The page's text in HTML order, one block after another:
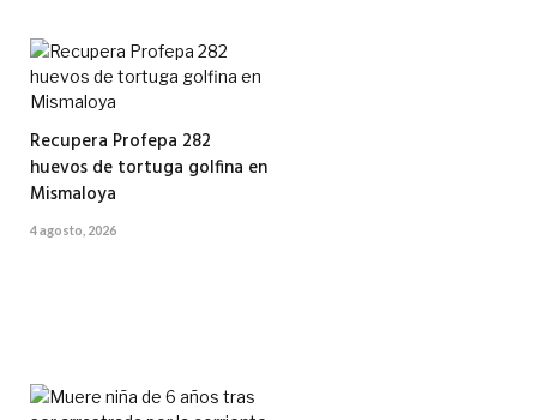
Recupera Profepa 282
huevos de tortuga golfina en
Mismaloya
4 agosto, 2026